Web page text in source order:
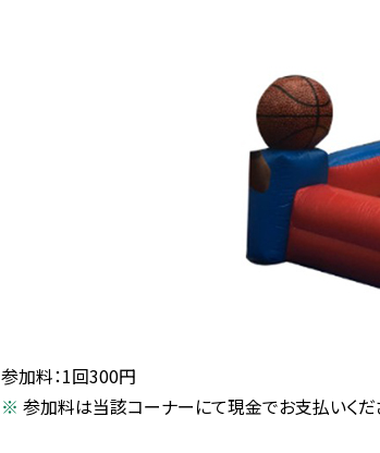
参加料：1回300円
参加料は当該コーナーにて現金でお支払いくだ